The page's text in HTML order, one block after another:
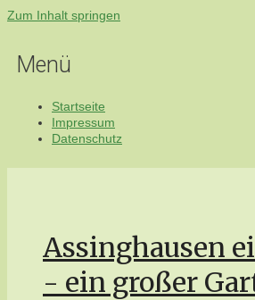
Zum Inhalt springen
Menü
Startseite
Impressum
Datenschutz
Assinghausen
- ein großer